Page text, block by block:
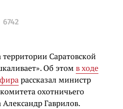
6742
территории Саратовской
Об этомв ходе
рассказал министр
охотничьего
Александр Гаврилов.